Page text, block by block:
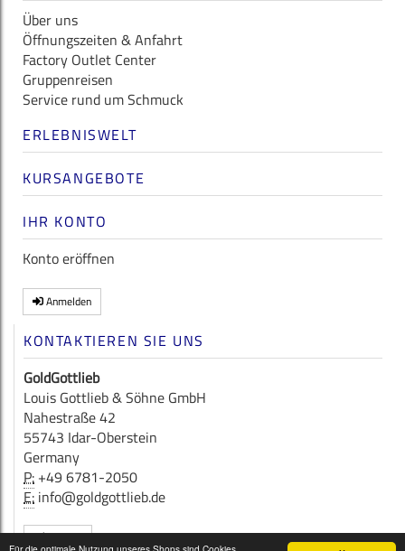
Über uns
Öffnungszeiten & Anfahrt
Factory Outlet Center
Gruppenreisen
Service rund um Schmuck
ERLEBNISWELT
KURSANGEBOTE
IHR KONTO
Konto eröffnen
Anmelden
KONTAKTIEREN SIE UNS
GoldGottlieb
Louis Gottlieb & Söhne GmbH
Nahestraße 42
55743 Idar-Oberstein
Germany
P: +49 6781-2050
E: info@goldgottlieb.de
Kontakt